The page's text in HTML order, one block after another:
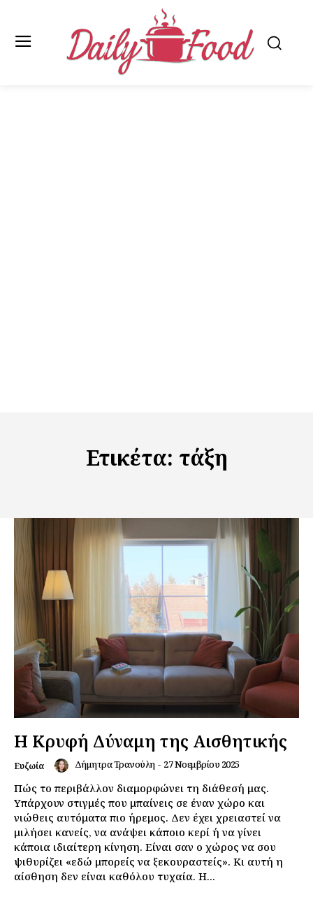
Ετικέτα: τάξη
Η Κρυφή Δύναμη της Αισθητικής
Ευζωία Δήμητρα Τρανούλη - 27 Νοεμβρίου 2025
Πώς το περιβάλλον διαμορφώνει τη διάθεσή μας.
Υπάρχουν στιγμές που μπαίνεις σε έναν χώρο και
νιώθεις αυτόματα πιο ήρεμος. Δεν έχει χρειαστεί να
μιλήσει κανείς, να ανάψει κάποιο κερί ή να γίνει
κάποια ιδιαίτερη κίνηση. Είναι σαν ο χώρος να σου
ψιθυρίζει «εδώ μπορείς να ξεκουραστείς». Κι αυτή η
αίσθηση δεν είναι καθόλου τυχαία. Η...